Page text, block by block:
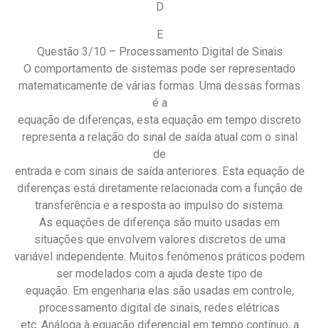
D
E
Questão 3/10 – Processamento Digital de Sinais
O comportamento de sistemas pode ser representado
matematicamente de várias formas. Uma dessas formas
é a
equação de diferenças, esta equação em tempo discreto
representa a relação do sinal de saída atual com o sinal
de
entrada e com sinais de saída anteriores. Esta equação de
diferenças está diretamente relacionada com a função de
transferência e a resposta ao impulso do sistema.
As equações de diferença são muito usadas em
situações que envolvem valores discretos de uma
variável independente. Muitos fenômenos práticos podem
ser modelados com a ajuda deste tipo de
equação. Em engenharia elas são usadas em controle,
processamento digital de sinais, redes elétricas
etc. Análoga à equação diferencial em tempo contínuo, a